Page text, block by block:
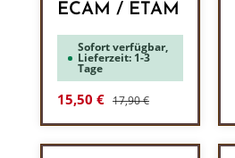
ECAM / ETAM
Sofort verfügbar,
Lieferzeit: 1-3
Tage
Verkaufspreis:
15,50 € Regulärer Preis:
17,90 €